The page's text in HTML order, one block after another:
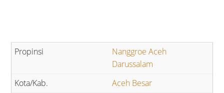
Nanggroe Aceh
Darussalam
Aceh Besar